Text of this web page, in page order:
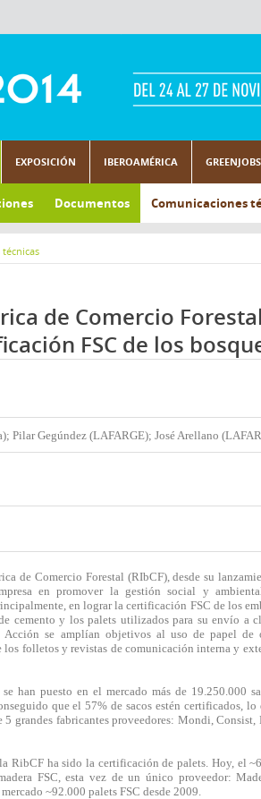
EXPOSICIÓN IBEROAMÉRICA GREENJOBS
Documentos Comunicaciones
de Comercio
FSC de los
Pilar Gegúndez (LAFARGE); José Arellano
de Comercio Forestal (RIbCF), desde su
en promover la gestión social y
en lograr la certificación FSC de los
cemento y los palets utilizados para su envío a
Acción se amplían objetivos al uso de papel de
folletos y revistas de comunicación interna y
han puesto en el mercado más de 19.250.000
que el 57% de sacos estén certificados, lo
grandes fabricantes proveedores: Mondi, Consist,
RibCF ha sido la certificación de palets. Hoy, el
FSC, esta vez de un único proveedor:
~92.000 palets FSC desde 2009.